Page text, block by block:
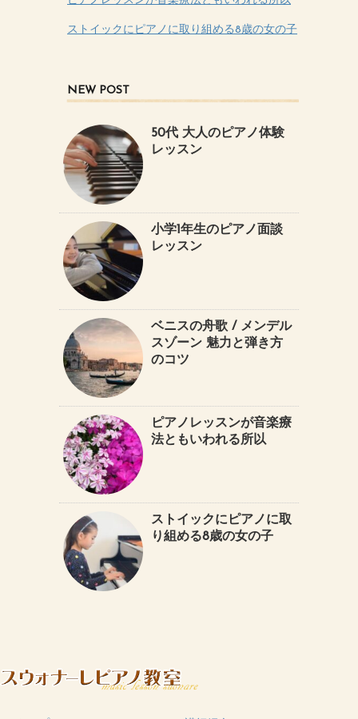
ストイックにピアノに取り組める8歳の女の子
NEW POST
50代 大人のピアノ体験
レッスン
小学1年生のピアノ面談
レッスン
ベニスの舟歌 / メンデル
スゾーン 魅力と弾き方
のコツ
ピアノレッスンが音楽療
法ともいわれる所以
ストイックにピアノに取
り組める8歳の女の子